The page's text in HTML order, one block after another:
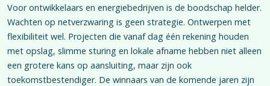
Voor ontwikkelaars en energiebedrijven is de boodschap helder.
Wachten op netverzwaring is geen strategie. Ontwerpen met
flexibiliteit wel. Projecten die vanaf dag één rekening houden
met opslag, slimme sturing en lokale afname hebben niet alleen
een grotere kans op aansluiting, maar zijn ook
toekomstbestendiger. De winnaars van de komende jaren zijn